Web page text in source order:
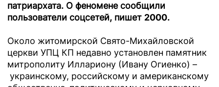
патриархата. О феномене сообщили
пользователи соцсетей, пишет 2000.
Около житомирской Свято-Михайловской
церкви УПЦ КП недавно установлен памятник
митрополиту Иллариону (Ивану Огиенко) –
украинскому, российскому и американскому